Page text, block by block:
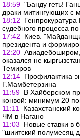
18:59 "Банду геть!
драки митингующих с
18:12
судебного процесса
17:42
Киев.
президента и
12:20
оказался не
Темиров
12:14 Профилактика
Г.Мамбетерзина
11:59 В Хайберском
конвой: минимум 20
11:11
Казахстанский
ЧМ в Нагано
11:03
Новые ставки в
"шиитский полумесяц